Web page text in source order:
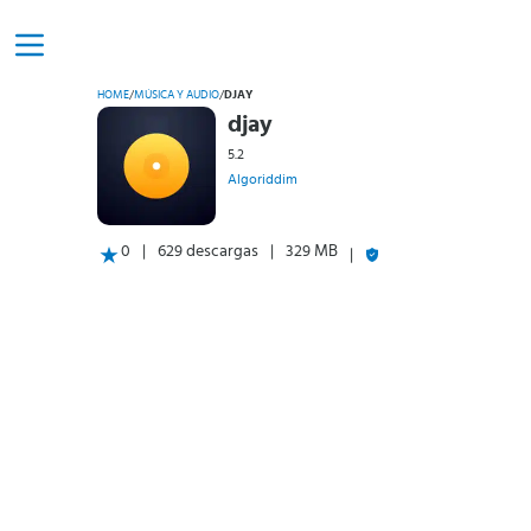
HOME/MÚSICA Y AUDIO/ DJAY
djay
5.2
Algoriddim
0 629 descargas 329 MB